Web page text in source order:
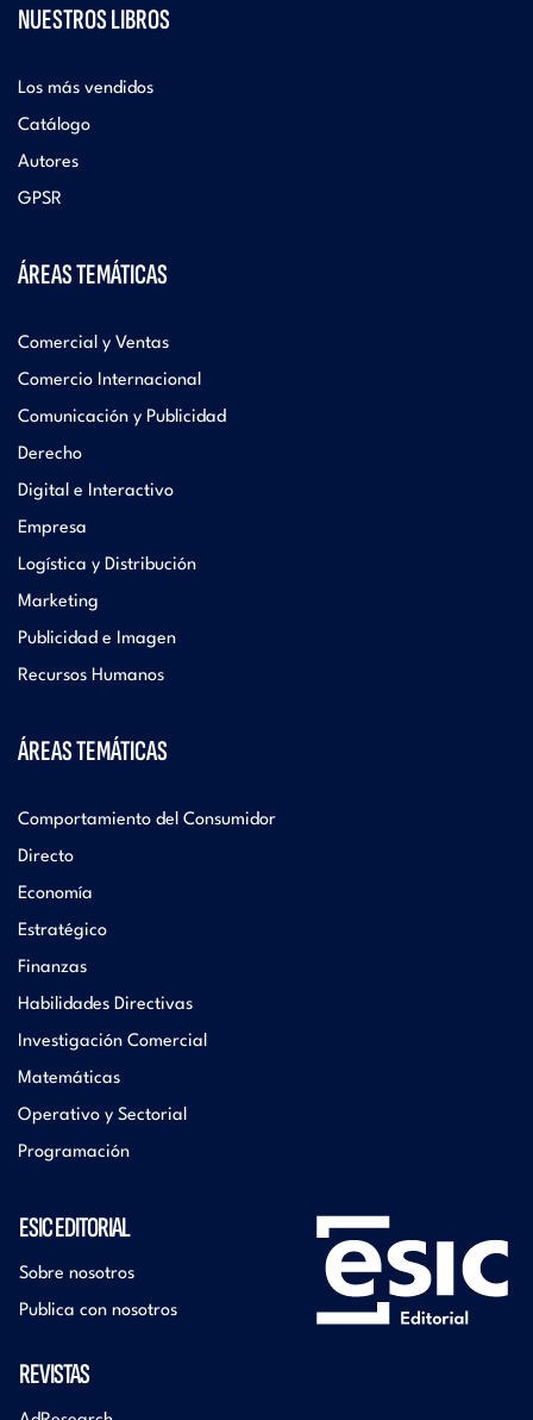
NUESTROS LIBROS
Los más vendidos
Catálogo
Autores
GPSR
ÁREAS TEMÁTICAS
Comercial y Ventas
Comercio Internacional
Comunicación y Publicidad
Derecho
Digital e Interactivo
Empresa
Logística y Distribución
Marketing
Publicidad e Imagen
Recursos Humanos
ÁREAS TEMÁTICAS
Comportamiento del Consumidor
Directo
Economía
Estratégico
Finanzas
Habilidades Directivas
Investigación Comercial
Matemáticas
Operativo y Sectorial
Programación
ESIC EDITORIAL
Sobre nosotros
Publica con nosotros
REVISTAS